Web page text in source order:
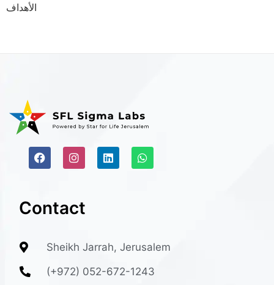
الأهداف
Contact
Sheikh Jarrah, Jerusalem
(+972) 052-672-1243